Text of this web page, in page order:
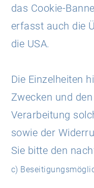
das Cookie-
erfasst auch die
die USA.
Die Einzelheiten
Zwecken und
Verarbeitung
sowie der
Sie bitte den
c)